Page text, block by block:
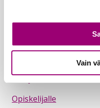
Vain
Tilausviite lukion
Hakijalle
Opiskelijalle